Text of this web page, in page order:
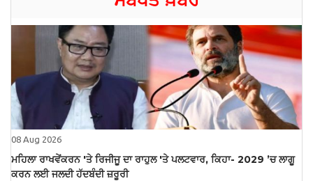
08 Aug 2026
ਮਹਿਲਾ ਰਾਖਵੇਂਕਰਨ 'ਤੇ ਰਿਜੀਜੂ ਦਾ ਰਾਹੁਲ 'ਤੇ ਪਲਟਵਾਰ, ਕਿਹਾ- 2029 ’ਚ ਲਾਗੂ
ਕਰਨ ਲਈ ਜਲਦੀ ਹੱਦਬੰਦੀ ਜ਼ਰੂਰੀ